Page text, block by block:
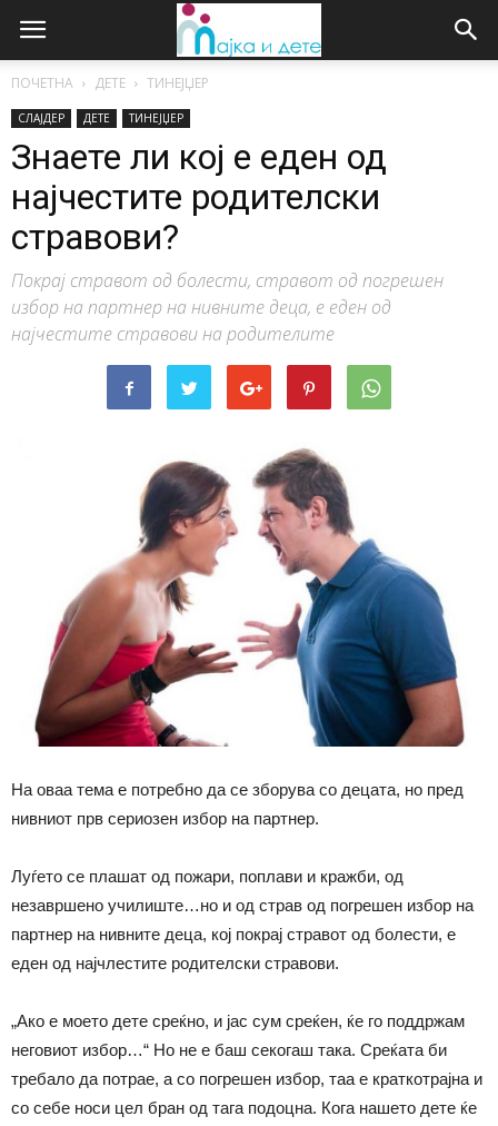
ПОЧЕТНА ДЕТЕ ТИНЕЈЏЕР
СЛАЈДЕР ДЕТЕ ТИНЕЈЏЕР
Знаете ли кој е еден од
најчестите родителски
стравови?
Покрај стравот од болести, стравот од погрешен
избор на партнер на нивните деца, е еден од
најчестите стравови на родителите
На оваа тема е потребно да се зборува со децата, но пред
нивниот прв сериозен избор на партнер.
Луѓето се плашат од пожари, поплави и кражби, од
незавршено училиште…но и од страв од погрешен избор на
партнер на нивните деца, кој покрај стравот од болести, е
еден од најчлестите родителски стравови.
„Ако е моето дете среќно, и јас сум среќен, ќе го поддржам
неговиот избор…“ Но не е баш секогаш така. Среќата би
требало да потрае, а со погрешен избор, таа е краткотрајна и
со себе носи цел бран од тага подоцна. Кога нашето дете ќе